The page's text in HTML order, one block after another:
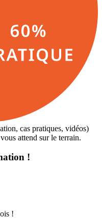
cas pratiques, vidéos)
attend sur le terrain.
!
!